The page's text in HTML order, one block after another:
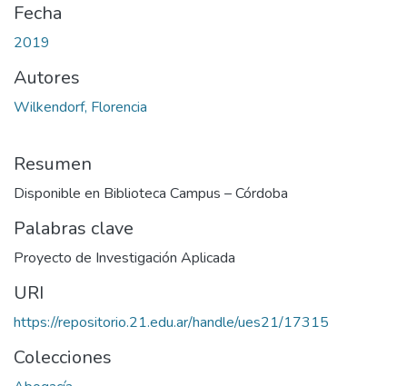
Fecha
2019
Autores
Wilkendorf, Florencia
Resumen
Disponible en Biblioteca Campus – Córdoba
Palabras clave
Proyecto de Investigación Aplicada
URI
https://repositorio.21.edu.ar/handle/ues21/17315
Colecciones